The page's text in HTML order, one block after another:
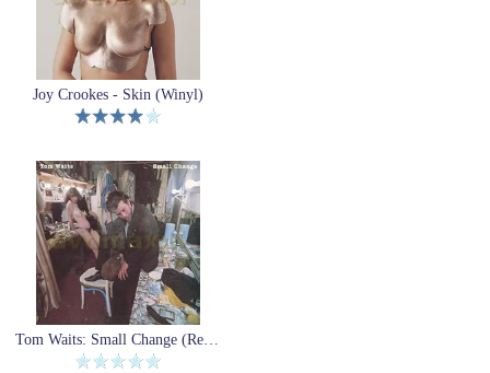
Joy Crookes - Skin (Winyl)
Tom Waits: Small Change (Remastered) [Winyl]